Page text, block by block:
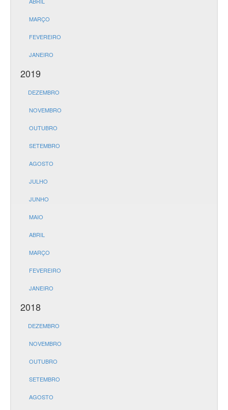
MARÇO
FEVEREIRO
JANEIRO
2019
DEZEMBRO
NOVEMBRO
OUTUBRO
SETEMBRO
AGOSTO
JULHO
JUNHO
MAIO
ABRIL
MARÇO
FEVEREIRO
JANEIRO
2018
DEZEMBRO
NOVEMBRO
OUTUBRO
SETEMBRO
AGOSTO